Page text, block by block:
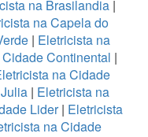
na Brasilandia |
na Capela do
| Eletricista na
Continental |
na Cidade
| Eletricista na
Lider| Eletricista
na Cidade